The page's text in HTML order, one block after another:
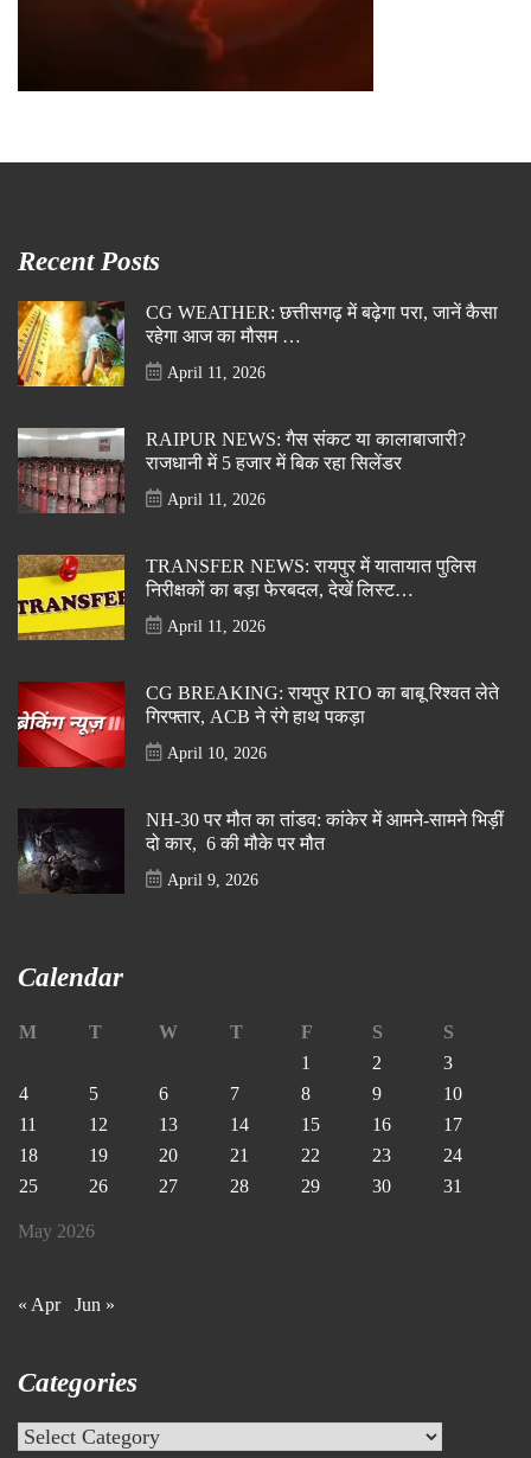
Recent Posts
CG WEATHER: छत्तीसगढ़ में बढ़ेगा परा, जानें कैसा
रहेगा आज का मौसम …
April 11, 2026
RAIPUR NEWS: गैस संकट या कालाबाजारी?
राजधानी में 5 हजार में बिक रहा सिलेंडर
April 11, 2026
TRANSFER NEWS: रायपुर में यातायात पुलिस
निरीक्षकों का बड़ा फेरबदल, देखें लिस्ट…
April 11, 2026
CG BREAKING: रायपुर RTO का बाबू रिश्वत लेते
गिरफ्तार, ACB ने रंगे हाथ पकड़ा
April 10, 2026
NH-30 पर मौत का तांडव: कांकेर में आमने-सामने भिड़ीं
दो कार, 6 की मौके पर मौत
April 9, 2026
Calendar
May 2026
M T W T F S
S
1
2
3
4
5 6 7 8 9
10
11
12 13 14 15 16
17
18
19 20 21 22 23
24
25
26 27 28 29 30 31
« Apr Jun »
Categories
Categories